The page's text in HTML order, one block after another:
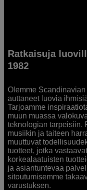
Ratkaisuja
1982
Olemme
auttaneet luovia
Tarjoamme
muun muassa
teknologian tarpeisiin.
musiikin ja taiteen
muuttuvat
tuotteet, jotka
korkealaatuisten
ja asiantuntevaa
sitoutumisemme
varustuksen.